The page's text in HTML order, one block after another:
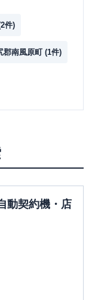
2件)
郡南風原町 (1件)
動契約機・店